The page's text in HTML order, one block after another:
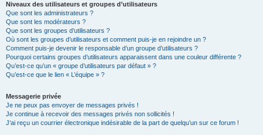
Niveaux des utilisateurs et groupes d’utilisateurs
Que sont les administrateurs ?
Que sont les modérateurs ?
Que sont les groupes d’utilisateurs ?
Où sont les groupes d’utilisateurs et comment puis-je en rejoindre un ?
Comment puis-je devenir le responsable d’un groupe d’utilisateurs ?
Pourquoi certains groupes d’utilisateurs apparaissent dans une couleur différente ?
Qu’est-ce qu’un « groupe d’utilisateurs par défaut » ?
Qu’est-ce que le lien « L’équipe » ?
Messagerie privée
Je ne peux pas envoyer de messages privés !
Je continue à recevoir des messages privés non sollicités !
J’ai reçu un courrier électronique indésirable de la part de quelqu’un sur ce forum !